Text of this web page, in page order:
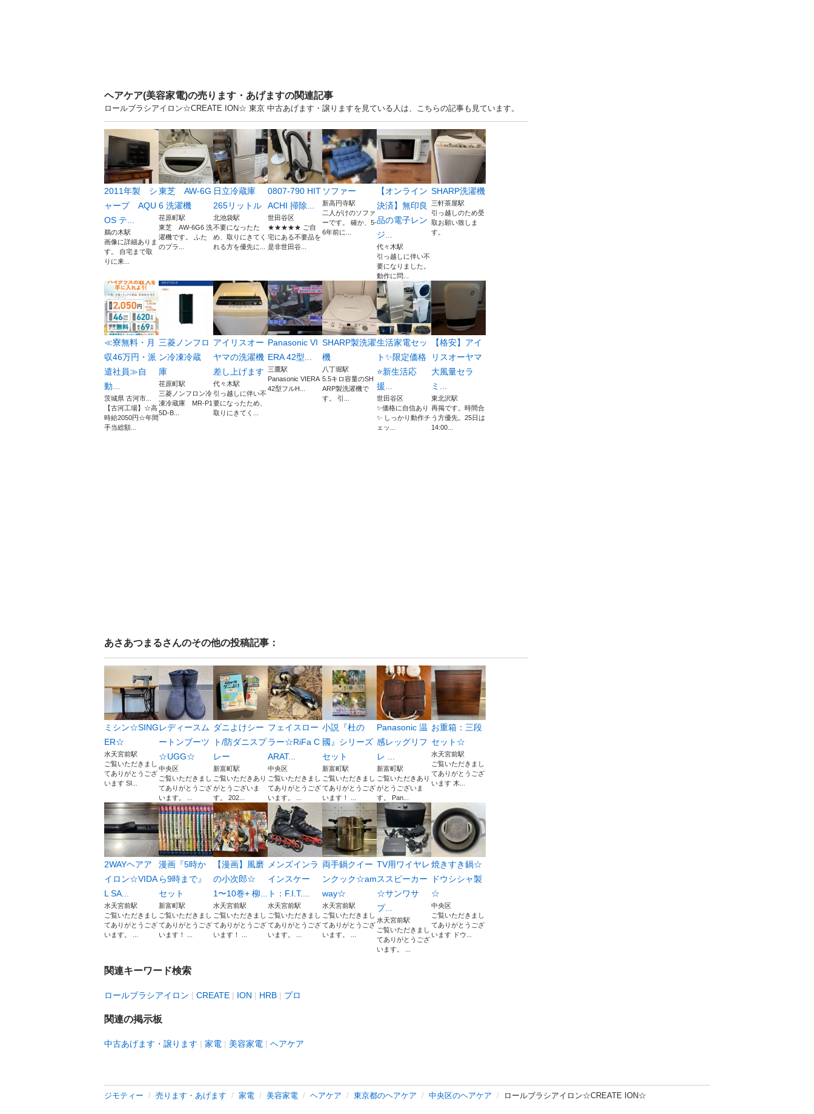
ヘアケア(美容家電)の売ります・あげますの関連記事
ロールブラシアイロン☆CREATE ION☆ 東京 中古あげます・譲りますを見ている人は、こちらの記事も見ています。
2011年製 シ
ャープ AQU
OS テ...
鵜の木駅
画像に詳細ありま
す。 自宅まで取
りに来...
東芝 AW-6G
6 洗濯機
荏原町駅
東芝 AW-6G6 洗
濯機です。 ふた
のプラ...
日立冷蔵庫
265リットル
北池袋駅
不要になったた
め、取りにきてく
れる方を優先に...
0807-790 HIT
ACHI 掃除...
世田谷区
★★★★★ ご自
宅にある不要品を
是非世田谷...
ソファー
新高円寺駅
二人がけのソファ
ーです。 確か、5-
6年前に...
【オンライン
決済】無印良
品の電子レン
ジ...
代々木駅
引っ越しに伴い不
要になりました。
動作に問...
SHARP洗濯機
三軒茶屋駅
引っ越しのため受
取お願い致しま
す。
≪寮無料・月
収46万円・派
遣社員≫自
動...
茨城県 古河市...
【古河工場】☆高
時給2050円☆年間
手当総額...
三菱ノンフロ
ン冷凍冷蔵
庫
荏原町駅
三菱ノンフロン冷
凍冷蔵庫 MR-P1
5D-B...
アイリスオー
ヤマの洗濯機
差し上げます
代々木駅
引っ越しに伴い不
要になったため、
取りにきてく...
Panasonic VI
ERA 42型...
三鷹駅
Panasonic VIERA
42型フルH...
SHARP製洗濯
機
八丁堀駅
5.5キロ容量のSH
ARP製洗濯機で
す。 引...
生活家電セッ
ト✨限定価格
⭐️新生活応
援...
世田谷区
✨価格に自信あり
✨ しっかり動作チ
ェッ...
【格安】アイ
リスオーヤマ
大風量セラ
ミ...
東北沢駅
再掲です。時間合
う方優先。25日は
14:00...
あさあつまるさんのその他の投稿記事：
ミシン☆SING
ER☆
水天宮前駅
ご覧いただきまし
てありがとうござ
います SI...
レディースム
ートンブーツ
☆UGG☆
中央区
ご覧いただきまし
てありがとうござ
います。 ...
ダニよけシー
ト/防ダニスプ
レー
新富町駅
ご覧いただきあり
がとうございま
す。 202...
フェイスロー
ラー☆RiFa C
ARAT...
中央区
ご覧いただきまし
てありがとうござ
います。 ...
小説『杜の
國』シリーズ
セット
新富町駅
ご覧いただきまし
てありがとうござ
います！ ...
Panasonic 温
感レッグリフ
レ ...
新富町駅
ご覧いただきあり
がとうございま
す。 Pan...
お重箱：三段
セット☆
水天宮前駅
ご覧いただきまし
てありがとうござ
います 木...
2WAYヘアア
イロン☆VIDA
L SA...
水天宮前駅
ご覧いただきまし
てありがとうござ
います。 ...
漫画『5時か
ら9時まで』
セット
新富町駅
ご覧いただきまし
てありがとうござ
います！ ...
【漫画】風磨
の小次郎☆
1〜10巻+ 柳...
水天宮前駅
ご覧いただきまし
てありがとうござ
います！ ...
メンズインラ
インスケー
ト：F.I.T....
水天宮前駅
ご覧いただきまし
てありがとうござ
います。 ...
両手鍋クイー
ンクック☆am
way☆
水天宮前駅
ご覧いただきまし
てありがとうござ
います。 ...
TV用ワイヤレ
ススピーカー
☆サンワサ
プ...
水天宮前駅
ご覧いただきまし
てありがとうござ
います。 ...
焼きすき鍋☆
ドウシシャ製
☆
中央区
ご覧いただきまし
てありがとうござ
います ドウ...
関連キーワード検索
ロールブラシアイロン CREATE ION HRB プロ
関連の掲示板
中古あげます・譲ります 家電 美容家電 ヘアケア
ジモティー 売ります・あげます 家電 美容家電 ヘアケア 東京都のヘアケア 中央区のヘアケア ロールブラシアイロン☆CREATE ION☆